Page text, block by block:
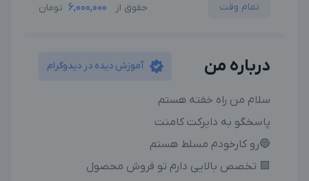
تمام وقت حقوق از 6,000,000 تومان
درباره من آموزش دیده در دیدوگرام
سلام من راه خفته هستم
پاسخگو به دایرکت کامنت
🔵رو کارخودم مسلط هستم
🟩 تخصص بالایی دارم تو فروش محصول